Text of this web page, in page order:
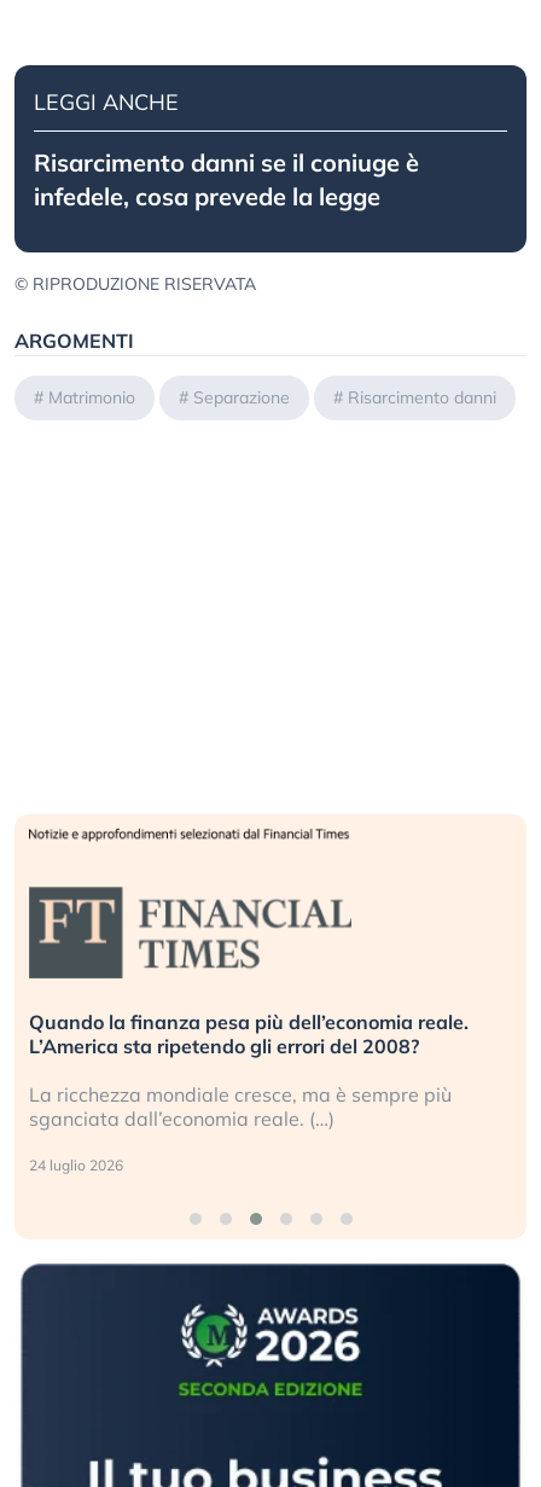
LEGGI ANCHE
Risarcimento danni se il coniuge è
infedele, cosa prevede la legge
© RIPRODUZIONE RISERVATA
ARGOMENTI
# Matrimonio # Separazione # Risarcimento danni
Quando la finanza pesa più dell’economia reale.
L’America sta ripetendo gli errori del 2008?
La ricchezza mondiale cresce, ma è sempre più
sganciata dall’economia reale. (…)
24 luglio 2026